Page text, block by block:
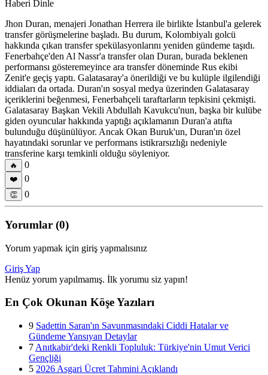
Haberi Dinle
Jhon Duran, menajeri Jonathan Herrera ile birlikte İstanbul'a gelerek
transfer görüşmelerine başladı. Bu durum, Kolombiyalı golcü
hakkında çıkan transfer spekülasyonlarını yeniden gündeme taşıdı.
Fenerbahçe'den Al Nassr'a transfer olan Duran, burada beklenen
performansı gösteremeyince ara transfer döneminde Rus ekibi
Zenit'e geçiş yaptı. Galatasaray'a önerildiği ve bu kulüple ilgilendiği
iddiaları da ortada. Duran'ın sosyal medya üzerinden Galatasaray
içeriklerini beğenmesi, Fenerbahçeli taraftarların tepkisini çekmişti.
Galatasaray Başkan Vekili Abdullah Kavukcu'nun, başka bir kulübe
giden oyuncular hakkında yaptığı açıklamanın Duran'a atıfta
bulunduğu düşünülüyor. Ancak Okan Buruk'un, Duran'ın özel
hayatındaki sorunlar ve performans istikrarsızlığı nedeniyle
transferine karşı temkinli olduğu söyleniyor.
🔥 0
❤️ 0
👏 0
Yorumlar (0)
Yorum yapmak için giriş yapmalısınız
Giriş Yap
Henüz yorum yapılmamış. İlk yorumu siz yapın!
En Çok Okunan Köşe Yazıları
9 Sadettin Saran'ın Savunmasındaki Ciddi Hatalar ve
Gündeme Yansıyan Detaylar
7 Anıtkabir'deki Renkli Topluluk: Türkiye'nin Umut Verici
Gençliği
5 2026 Asgari Ücret Tahmini Açıklandı